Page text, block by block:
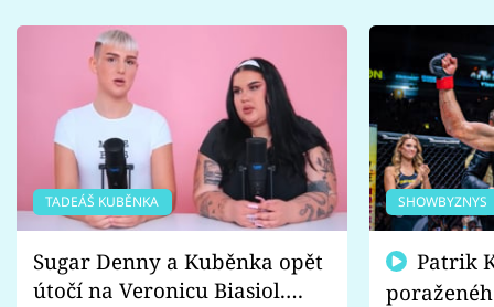
TADEÁŠ KUBĚNKA
Sugar Denny a Kuběnka opět
útočí na Veronicu Biasiol.
SHOWBYZNYS